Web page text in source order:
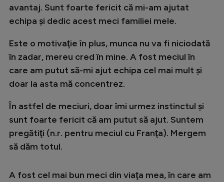
Auto
Ciclism
Alte sporturi
JO 2024
JO 2026
Intră în cont
avantaj. Sunt foarte fericit că mi-am ajutat
echipa şi dedic acest meci familiei mele.
Este o motivaţie în plus, munca nu va fi niciodată
în zadar, mereu cred în mine. A fost meciul în
care am putut să-mi ajut echipa cel mai mult şi
doar la asta mă concentrez.
În astfel de meciuri, doar îmi urmez instinctul şi
sunt foarte fericit că am putut să ajut. Suntem
pregătiţi (n.r. pentru meciul cu Franţa). Mergem
să dăm totul.
A fost cel mai bun meci din viaţa mea, în care am